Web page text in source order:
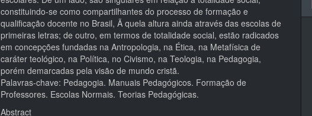
constituindo-se como compartilhantes do processo de formação e
qualificação docente no Brasil, Ã quela altura ainda através das escolas de
primeiras letras; de outro, em termos de totalidade social, estão radicados
em concepções fundadas na Antropologia, na Ética, na Metafísica de
caráter teológico, na Política, no Civismo, na Teologia, na Pedagogia,
porém demarcadas pela visão de mundo cristã.
Palavras-chave: Pedagogia. Manuais Pedagógicos. Formação de
Professores. Escolas Normais. Teorias Pedagógicas.
Abstract